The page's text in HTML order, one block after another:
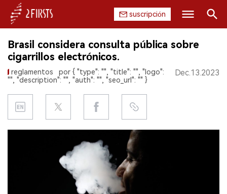
suscripción
INICIO
EMPRESA
PRODUCTO
Buscar
Brasil considera consulta pública sobre
cigarrillos electrónicos.
reglamentos
por { "type": "", "title": "", "logo":
"", "description": "", "auth": "", "seo_url": "" }
Dec.13.2023